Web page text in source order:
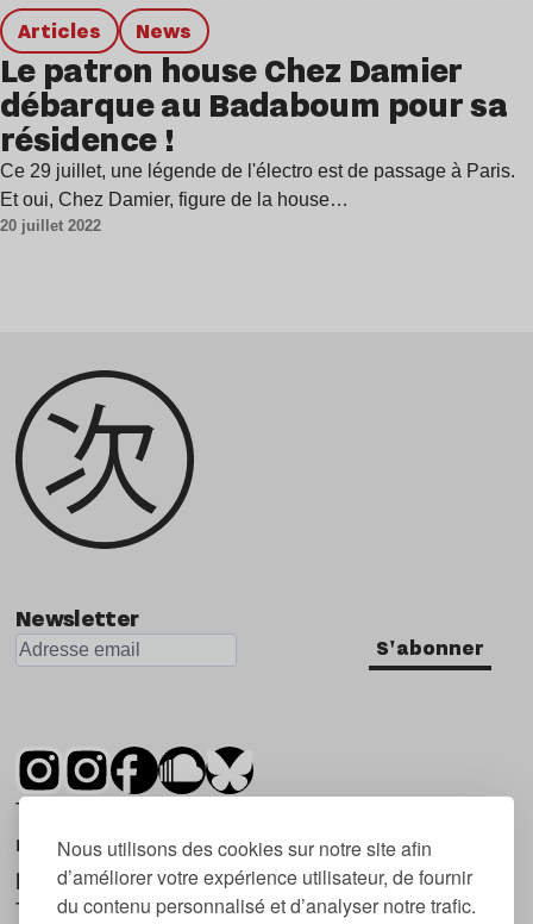
Nous utilisons des cookies sur notre site afin
d’améliorer votre expérience utilisateur, de fournir
du contenu personnalisé et d’analyser notre trafic.
Articles news
Le patron house Chez Damier
débarque au Badaboum pour sa
résidence !
Ce 29 juillet, une légende de l'électro est de passage à Paris.
Et oui, Chez Damier, figure de la house…
20 juillet 2022
Newsletter
S'abonner
Tsugi est un mensuel indépendant sur la
musique et les nouvelles tendances, dont la
première parution date de 2007.
Tsugi en japonais signifie « prochain », « suivant